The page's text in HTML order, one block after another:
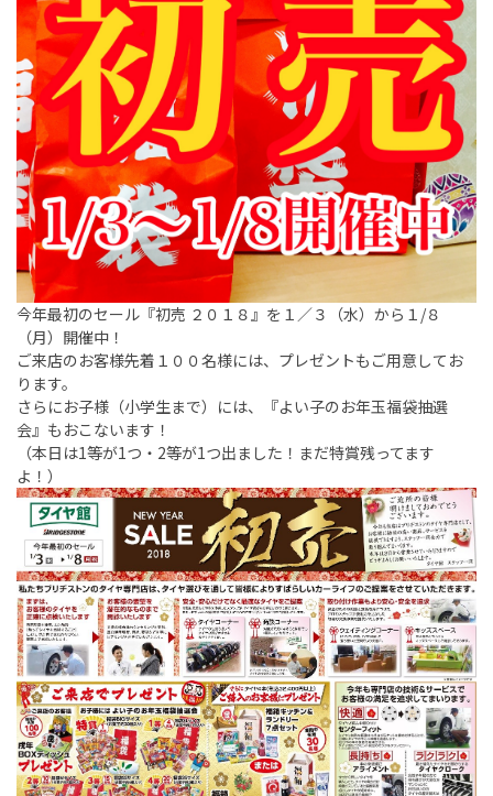
今年最初のセール『初売 ２０１８』を１／３（水）から１/８
（月）開催中！
ご来店のお客様先着１００名様には、プレゼントもご用意してお
ります。
さらにお子様（小学生まで）には、『よい子のお年玉福袋抽選
会』もおこないます！
（本日は1等が1つ・2等が1つ出ました！まだ特賞残ってます
よ！）